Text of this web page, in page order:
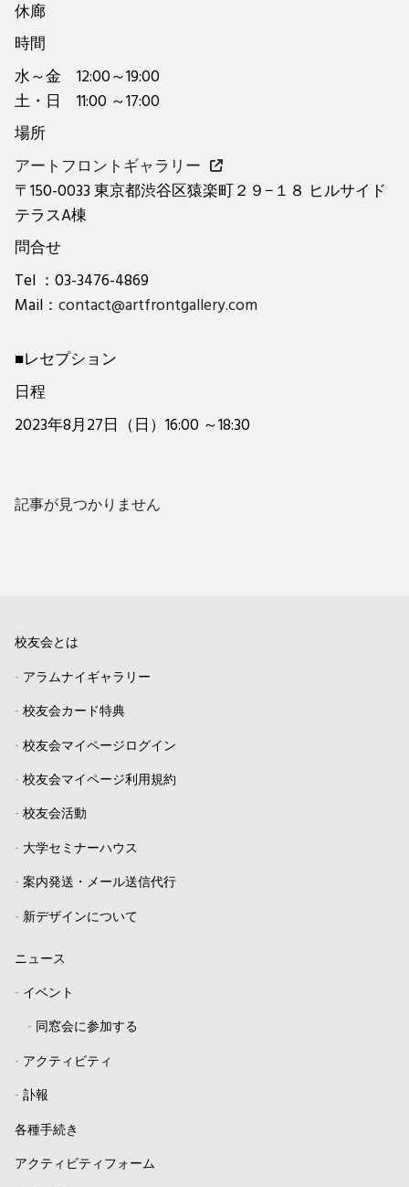
休廊
時間
水～金 12:00～19:00
土・日 11:00 ～17:00
場所
アートフロントギャラリー
〒150-0033 東京都渋谷区猿楽町２９−１８ ヒルサイド
テラスA棟
問合せ
Tel ：03-3476-4869
Mail： contact@artfrontgallery.com
■レセプション
日程
2023年8月27日（日）16:00 ～18:30
記事が見つかりません
校友会とは
- アラムナイギャラリー
- 校友会カード特典
- 校友会マイページログイン
- 校友会マイページ利用規約
- 校友会活動
- 大学セミナーハウス
- 案内発送・メール送信代行
- 新デザインについて
ニュース
- イベント
- 同窓会に参加する
- アクティビティ
- 訃報
各種手続き
アクティビティフォーム